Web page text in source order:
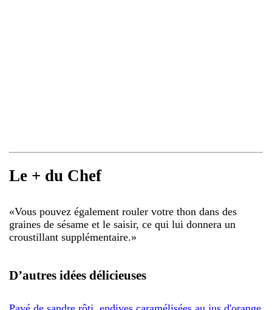
Le + du Chef
«Vous pouvez également rouler votre thon dans des
graines de sésame et le saisir, ce qui lui donnera un
croustillant supplémentaire.»
D’autres idées délicieuses